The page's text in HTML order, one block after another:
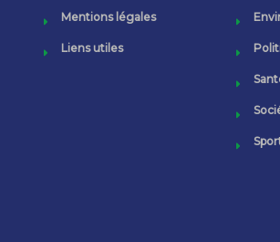
Mentions légales
Liens utiles